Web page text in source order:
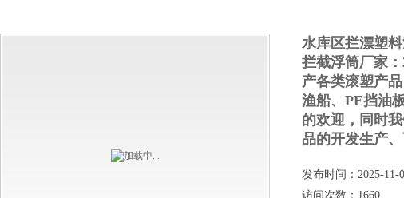
水库区拦漂塑
拦截浮筒厂家
产各类滚塑产
渔船、PE挡油
的欢迎，同时
品的开发生产
发布时间：2025-11-
访问次数：1660